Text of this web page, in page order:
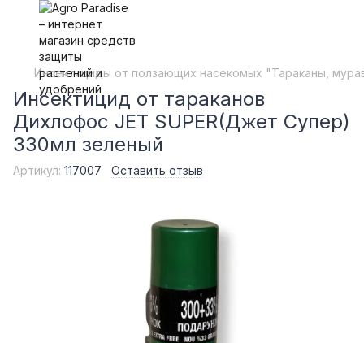
Инсектициды от ползающих насекомых "Тараканы,
Инсектицид от тараканов
Дихлофос JET SUPER(Джет Супер)
330мл зеленый
Артикул: 117007 Оставить отзыв